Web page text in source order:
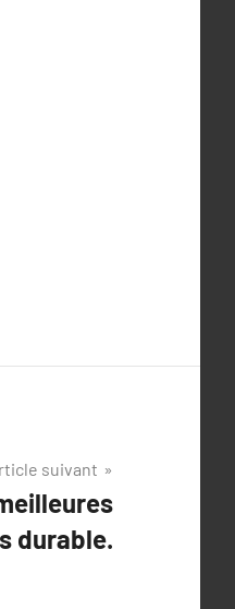
suivant
durable.